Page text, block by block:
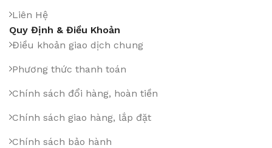
Liên Hệ
Quy Định & Điều Khoản
Điều khoản giao dịch chung
Phương thức thanh toán
Chính sách đổi hàng, hoàn tiền
Chính sách giao hàng, lắp đặt
Chính sách bảo hành